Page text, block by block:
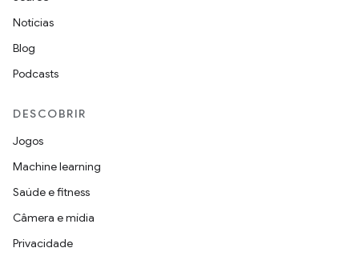
Notícias
Blog
Podcasts
DESCOBRIR
Jogos
Machine learning
Saúde e fitness
Câmera e mídia
Privacidade